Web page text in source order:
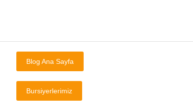
Blog Ana Sayfa
Bursiyerlerimiz